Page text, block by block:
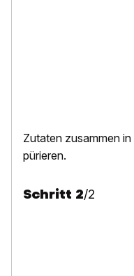
Zutaten zusammen
pürieren.
Schritt 2/2